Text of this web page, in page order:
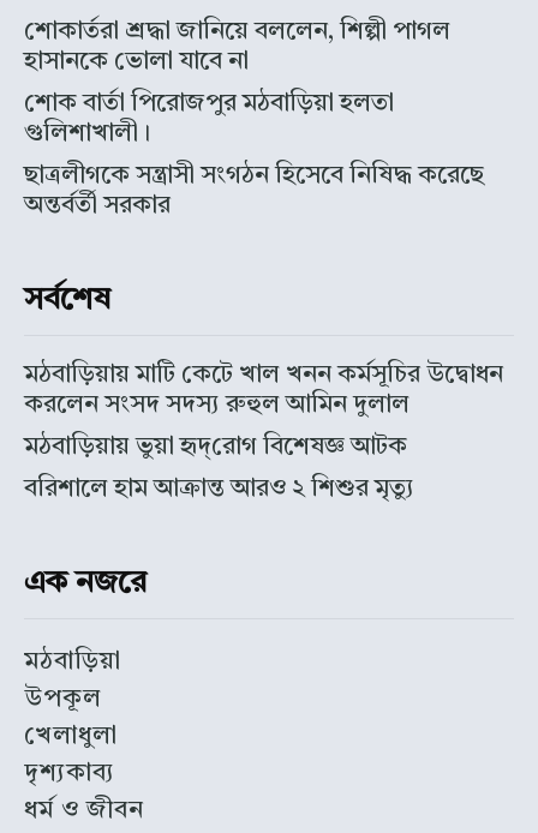
শোকার্তরা শ্রদ্ধা জানিয়ে বললেন, শিল্পী পাগল
হাসানকে ভোলা যাবে না
শোক বার্তা পিরোজপুর মঠবাড়িয়া হলতা
গুলিশাখালী।
ছাত্রলীগকে সন্ত্রাসী সংগঠন হিসেবে নিষিদ্ধ করেছে
অন্তর্বর্তী সরকার
সর্বশেষ
মঠবাড়িয়ায় মাটি কেটে খাল খনন কর্মসূচির উদ্বোধন
করলেন সংসদ সদস্য রুহুল আমিন দুলাল
মঠবাড়িয়ায় ভুয়া হৃদ্‌রোগ বিশেষজ্ঞ আটক
বরিশালে হাম আক্রান্ত আরও ২ শিশুর মৃত্যু
এক নজরে
মঠবাড়িয়া
উপকূল
খেলাধুলা
দৃশ্যকাব্য
ধর্ম ও জীবন